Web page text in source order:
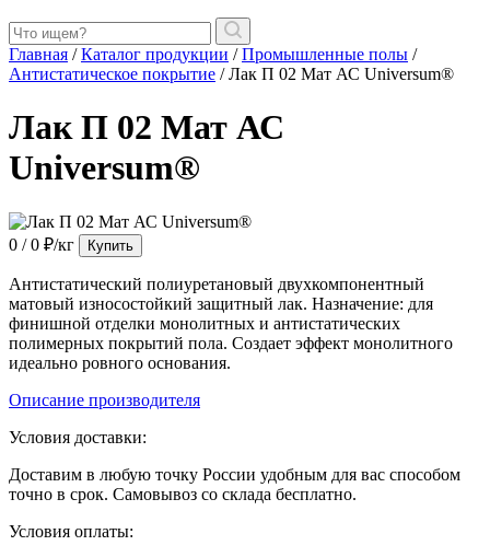
Главная /Каталог продукции /Промышленные полы /
Антистатическое покрытие /Лак П 02 Мат АС Universum®
Лак П 02 Мат АС
Universum®
0 / 0 ₽/кг Купить
Антистатический полиуретановый двухкомпонентный
матовый износостойкий защитный лак. Назначение: для
финишной отделки монолитных и антистатических
полимерных покрытий пола. Создает эффект монолитного
идеально ровного основания.
Описание производителя
Условия доставки:
Доставим в любую точку России удобным для вас способом
точно в срок. Самовывоз со склада бесплатно.
Условия оплаты: